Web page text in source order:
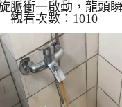
脈衝一啟動，龍頭
起來像是苦茶，兩
水量也恢復了。 為什
單靠水壓帶不走管壁
反映了不同的居家隱
徵兆。 黑色（氧化錳
銅綠）： 銅合金接
（生物膜...
觀看次數：1010